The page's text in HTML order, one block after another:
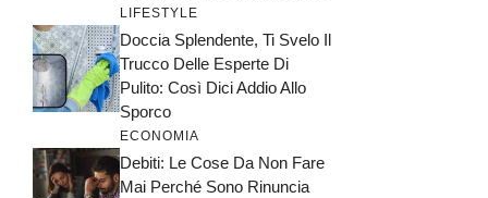
LIFESTYLE
Doccia Splendente, Ti Svelo Il
Trucco Delle Esperte Di
Pulito: Così Dici Addio Allo
Sporco
ECONOMIA
Debiti: Le Cose Da Non Fare
Mai Perché Sono Rinuncia